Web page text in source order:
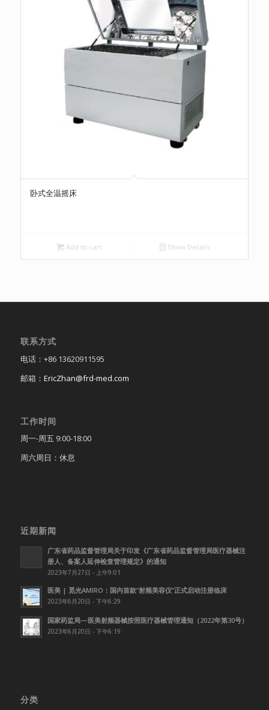
卧式全温摇床
Add to cart Show Details
联系方式
电话：+86 13620911595
邮箱： EricZhan@frd-med.com
工作时间
周一-周五 9:00-18:00
周六周日：休息
近期新闻
广东省药品监督管理局关于印发《广东省药品监督管理局医疗器械注
册人、备案人延伸检查管理规定》的通知
2023年7月27日 - 上午9:01
医美 | 觅光AMIRO：国内首款”射频美容仪”正式启动注册临床
2023年6月20日 - 下午6:29
国家药监局—医美射频器械按照医疗器械管理通知（2022年第30号）
2023年6月20日 - 下午6:19
分类